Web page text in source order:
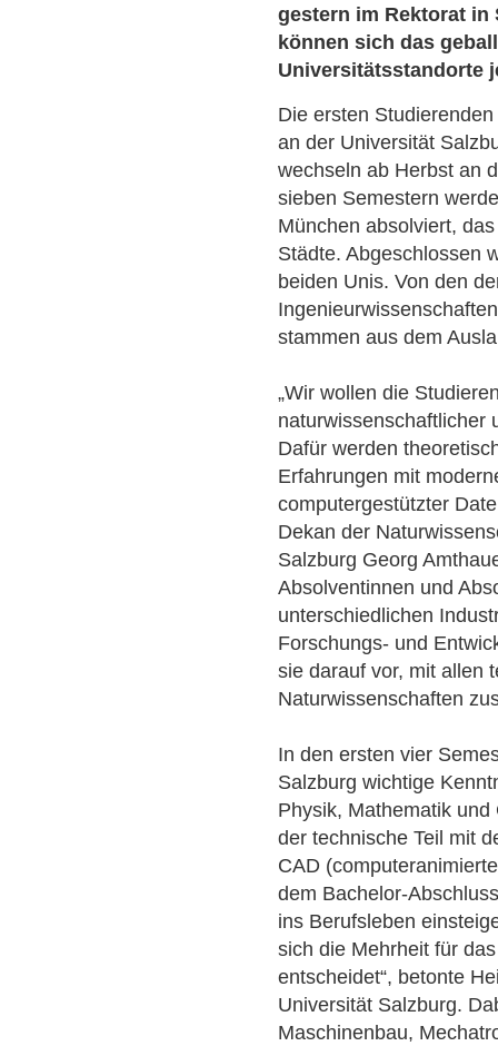
gestern im Rektorat in
können sich das
Universitätsstandorte
Die ersten
an der Universität
wechseln ab Herbst an
sieben Semestern
München absolviert,
Städte. Abgeschlossen
beiden Unis. Von den
stammen aus dem
„Wir wollen die
naturwissenschaftlicher
Dafür werden
Erfahrungen mit
computergestützter
Dekan der
Salzburg Georg
Absolventinnen und
unterschiedlichen
Forschungs- und
sie darauf vor, mit allen
Naturwissenschaften
In den ersten vier
Salzburg wichtige
Physik, Mathematik
der technische Teil mit
CAD
dem Bachelor-
ins Berufsleben
sich die Mehrheit für
entscheidet“, betonte
Universität Salzburg.
Maschinenbau,